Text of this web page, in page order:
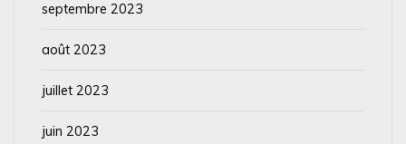
septembre 2023
août 2023
juillet 2023
juin 2023